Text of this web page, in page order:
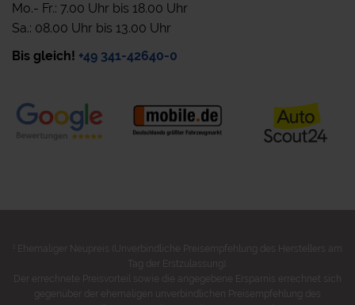
Mo.- Fr.: 7.00 Uhr bis 18.00 Uhr
Sa.: 08.00 Uhr bis 13.00 Uhr
Bis gleich! +49 341-42640-0
Ehemaliger Neupreis (Unverbindliche Preisempfehlung des Herstellers am
Tag der Erstzulassung).
Der errechnete Preisvorteil sowie die angegebene Ersparnis errechnet sich
gegenüber der ehemaligen unverbindlichen Preisempfehlung des